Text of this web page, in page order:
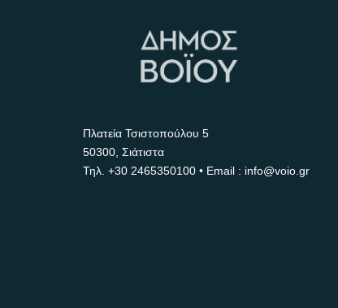
Πλατεία Τσιστοπούλου 5
50300, Σιάτιστα
Τηλ. +30 2465350100 • Email : info@voio.gr